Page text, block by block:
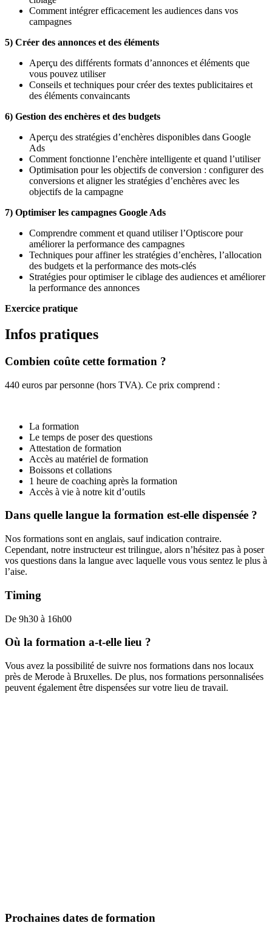
Comment intégrer efficacement les audiences dans vos
campagnes
5) Créer des annonces et des éléments
Aperçu des différents formats d’annonces et éléments que
vous pouvez utiliser
Conseils et techniques pour créer des textes publicitaires et
des éléments convaincants
6) Gestion des enchères et des budgets
Aperçu des stratégies d’enchères disponibles dans Google
Ads
Comment fonctionne l’enchère intelligente et quand l’utiliser
Optimisation pour les objectifs de conversion : configurer des
conversions et aligner les stratégies d’enchères avec les
objectifs de la campagne
7) Optimiser les campagnes Google Ads
Comprendre comment et quand utiliser l’Optiscore pour
améliorer la performance des campagnes
Techniques pour affiner les stratégies d’enchères, l’allocation
des budgets et la performance des mots-clés
Stratégies pour optimiser le ciblage des audiences et améliorer
la performance des annonces
Exercice pratique
Infos pratiques
Combien coûte cette formation ?
440 euros par personne (hors TVA). Ce prix comprend :
La formation
Le temps de poser des questions
Attestation de formation
Accès au matériel de formation
Boissons et collations
1 heure de coaching après la formation
Accès à vie à notre kit d’outils
Dans quelle langue la formation est-elle dispensée ?
Nos formations sont en anglais, sauf indication contraire.
Cependant, notre instructeur est trilingue, alors n’hésitez pas à poser
vos questions dans la langue avec laquelle vous vous sentez le plus à
l’aise.
Timing
De 9h30 à 16h00
Où la formation a-t-elle lieu ?
Vous avez la possibilité de suivre nos formations dans nos locaux
près de Merode à Bruxelles. De plus, nos formations personnalisées
peuvent également être dispensées sur votre lieu de travail.
Prochaines dates de formation